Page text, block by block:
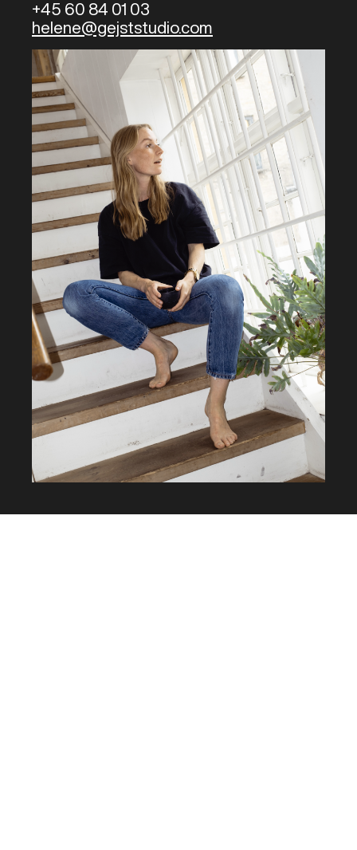
Vores tilgang bygger på
samskabelse og co-
creation med børn, unge
og de professionelle
omkring dem. Vi ved, at de
bedste løsninger opstår,
når strategisk ledelse,
praksiserfaring og unges
perspektiver mødes – og
når AI gøres konkret,
meningsfuld og
håndterbar i hverdagen.
+45 60 84 01 03
helene@gejststudio.com